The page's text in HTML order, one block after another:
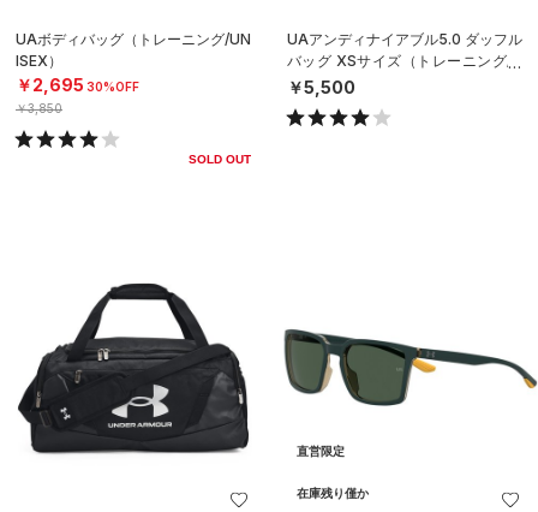
UAボディバッグ（トレーニング/UN
ISEX）
￥2,695 30%OFF
￥3,850
SOLD OUT
UAアンディナイアブル5.0 ダッフル
バッグ XSサイズ（トレーニング/U
NISEX）
￥5,500
直営限定
在庫残り僅か